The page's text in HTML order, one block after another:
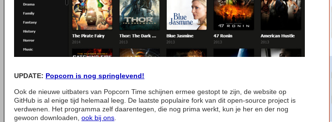
UPDATE: Popcorn is nog springlevend!
Ook de nieuwe uitbaters van Popcorn Time schijnen ermee gestopt te zijn, de website op
GitHub is al enige tijd helemaal leeg. De laatste populaire fork van dit open-source project is
verdwenen. Het programma zelf daarentegen, die nog prima werkt, kun je her en der nog
gewoon downloaden, ook bij ons